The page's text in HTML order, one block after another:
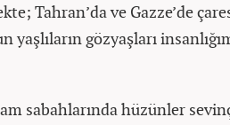
Tahran’da ve Gazze’de
gözyaşları
sabahlarında hüzünler